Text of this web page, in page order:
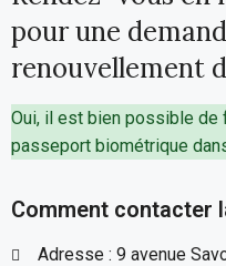
pour une
renouvellement
Oui, il est bien possible de
passeport biométrique
Comment contacter
Adresse : 9 avenue